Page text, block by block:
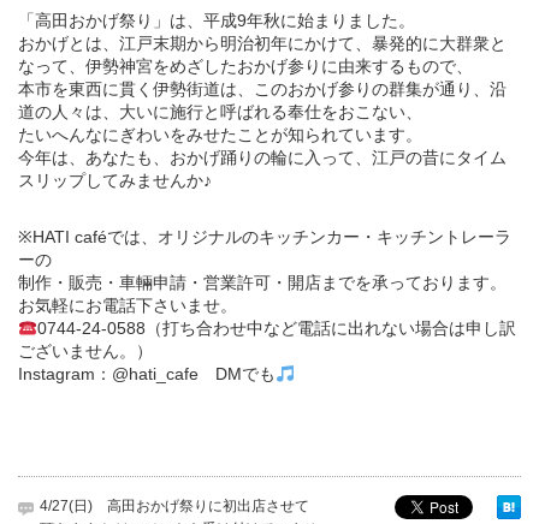
「高田おかげ祭り」は、平成9年秋に始まりました。
おかげとは、江戸末期から明治初年にかけて、暴発的に大群衆と
なって、伊勢神宮をめざしたおかげ参りに由来するもので、
本市を東西に貫く伊勢街道は、このおかげ参りの群集が通り、沿
道の人々は、大いに施行と呼ばれる奉仕をおこない、
たいへんなにぎわいをみせたことが知られています。
今年は、あなたも、おかげ踊りの輪に入って、江戸の昔にタイム
スリップしてみませんか♪
※HATI caféでは、オリジナルのキッチンカー・キッチントレーラ
ーの
制作・販売・車輛申請・営業許可・開店までを承っております。
お気軽にお電話下さいませ。
0744-24-0588（打ち合わせ中など電話に出れない場合は申し訳
ございません。）
Instagram：@hati_cafe DMでも
4/27(日) 高田おかげ祭りに初出店させて